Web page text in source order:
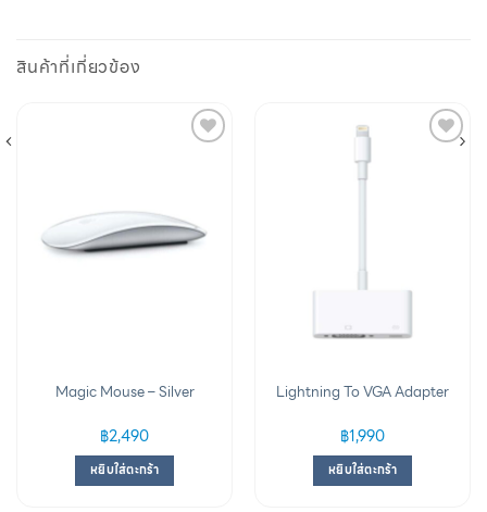
สินค้าที่เกี่ยวข้อง
Magic Mouse – Silver
฿2,490
หยิบใส่ตะกร้า
Lightning To VGA Adapter
฿1,990
หยิบใส่ตะกร้า